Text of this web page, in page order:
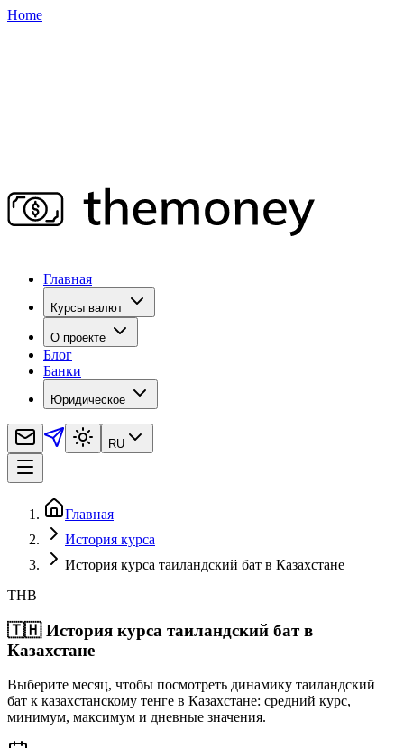
Home
Главная
Курсы валют
О проекте
Блог
Банки
Юридическое
RU
Главная
История курса
История курса таиландский бат в Казахстане
THB
🇹🇭 История курса таиландский бат в
Казахстане
Выберите месяц, чтобы посмотреть динамику таиландский
бат к казахстанскому тенге в Казахстане: средний курс,
минимум, максимум и дневные значения.